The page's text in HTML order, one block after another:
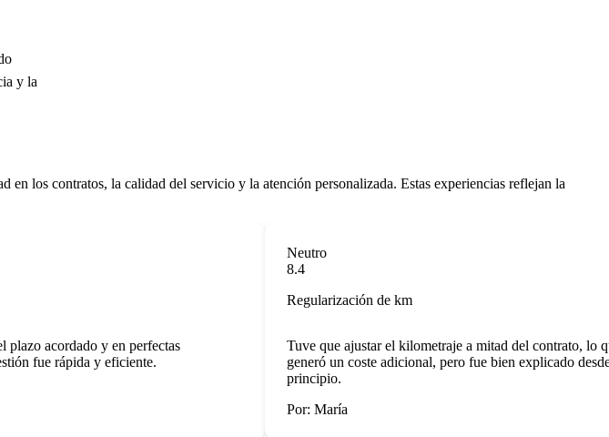
y la
los contratos, la calidad del servicio y la atención personalizada. Estas experiencias reflejan la
acordado y en perfectas
fue rápida y eficiente.
Neutro
8.4
Regularización de km
Tuve que ajustar el kilometraje a mitad del contrato, lo que
generó un coste adicional, pero fue bien explicado desde el
principio.
Por: María